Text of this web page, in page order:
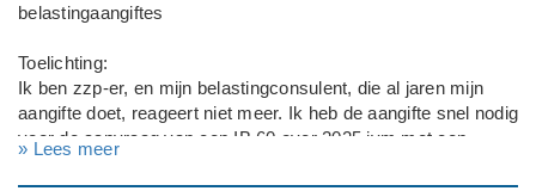
belastingaangiftes
Toelichting:
Ik ben zzp-er, en mijn belastingconsulent, die al jaren mijn
aangifte doet, reageert niet meer. Ik heb de aangifte snel nodig
voor de aanvraag van een IB 60 over 2025 ivm met een
» Lees meer